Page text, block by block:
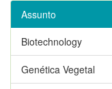
Assunto
Biotechnology
Genética Vegetal